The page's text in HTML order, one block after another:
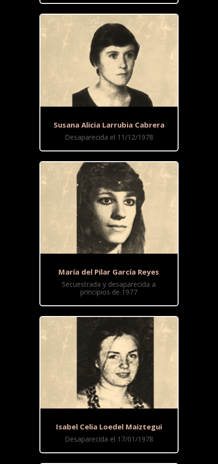
Susana Alicia Larrubia Cabrera
Desaparecida el 11/12/1978
María del Pilar García Reyes
Secuestrada y desaparecida a
principios de 1977
Isabel Celia Loedel Maiztegui
Desaparecida el 17/01/1978